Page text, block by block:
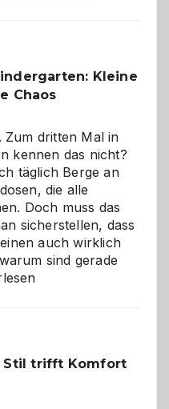
ist
eine
die
richtige
Wahl?
Kleine
Chaos
Zum dritten Mal in
kennen das nicht?
täglich Berge an
die alle
Doch muss das
sicherstellen, dass
auch wirklich
sind gerade
Stil trifft Komfort